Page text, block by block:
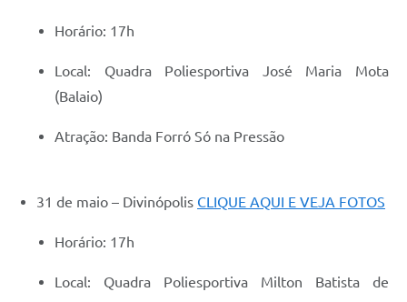
Horário: 17h
Local: Quadra Poliesportiva José Maria Mota
(Balaio)
Atração: Banda Forró Só na Pressão
31 de maio – Divinópolis CLIQUE AQUI E VEJA FOTOS
Horário: 17h
Local: Quadra Poliesportiva Milton Batista de